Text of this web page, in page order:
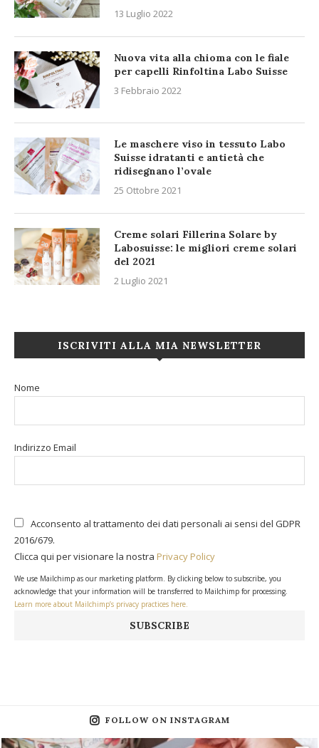
13 Luglio 2022
Nuova vita alla chioma con le fiale
per capelli Rinfoltina Labo Suisse
3 Febbraio 2022
Le maschere viso in tessuto Labo
Suisse idratanti e antietà che
ridisegnano l’ovale
25 Ottobre 2021
Creme solari Fillerina Solare by
Labosuisse: le migliori creme solari
del 2021
2 Luglio 2021
ISCRIVITI ALLA MIA NEWSLETTER
Nome
Indirizzo Email
Acconsento al trattamento dei dati personali ai sensi del GDPR
2016/679.
Clicca qui per visionare la nostra Privacy Policy
We use Mailchimp as our marketing platform. By clicking below to subscribe, you
acknowledge that your information will be transferred to Mailchimp for processing.
Learn more about Mailchimp’s privacy practices here.
FOLLOW ON INSTAGRAM